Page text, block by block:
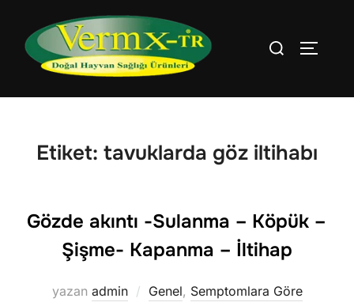
Aranacak
içerik:
Etiket: tavuklarda göz iltihabı
Gözde akıntı -Sulanma – Köpük –
Şişme- Kapanma – İltihap
yazan admin Genel, Semptomlara Göre